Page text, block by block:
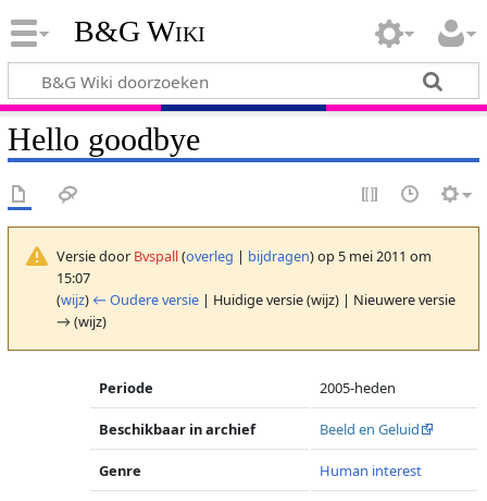
B&G Wiki
Hello goodbye
Versie door Bvspall(overleg | bijdragen)op 5 mei 2011 om
15:07
(wijz) ← Oudere versie| Huidige versie (wijz) | Nieuwere versie
→ (wijz)
Periode 2005-heden
Beschikbaar in archief Beeld en Geluid
Genre Human interest